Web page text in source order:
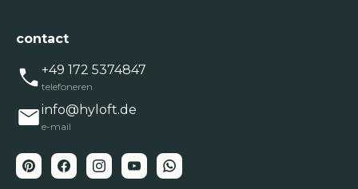
contact
+49 172 5374847
telefoneren
info@hyloft.de
e-mail